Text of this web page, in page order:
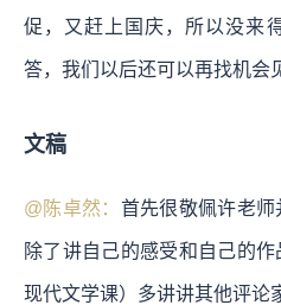
促，又赶上国庆，所以没来
答，我们以后还可以再找机会
文稿
@陈卓然： 首先很敬佩许老
除了讲自己的感受和自己的
现代文学课）多讲讲其他评论